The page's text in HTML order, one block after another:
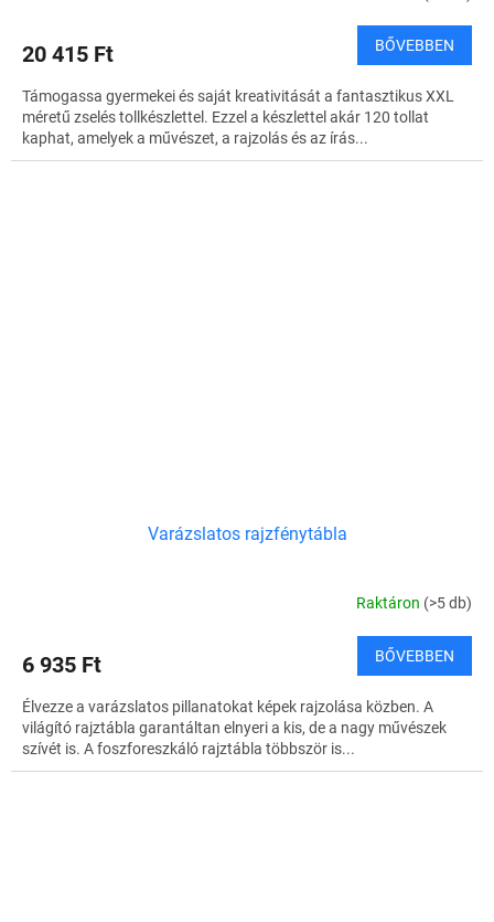
20 415 Ft BŐVEBBEN
Támogassa gyermekei és saját kreativitását a fantasztikus XXL
méretű zselés tollkészlettel. Ezzel a készlettel akár 120 tollat
kaphat, amelyek a művészet, a rajzolás és az írás...
Varázslatos rajzfénytábla
Raktáron (>5 db)
6 935 Ft BŐVEBBEN
Élvezze a varázslatos pillanatokat képek rajzolása közben. A
világító rajztábla garantáltan elnyeri a kis, de a nagy művészek
szívét is. A foszforeszkáló rajztábla többször is...